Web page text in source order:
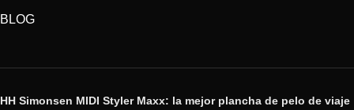
BLOG
HH Simonsen MIDI Styler Maxx: la mejor plancha de pelo de viaje